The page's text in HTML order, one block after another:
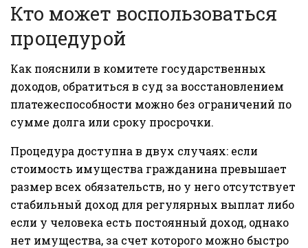
Кто может воспользоваться
процедурой
Как пояснили в комитете государственных
доходов, обратиться в суд за восстановлением
платежеспособности можно без ограничений по
сумме долга или сроку просрочки.
Процедура доступна в двух случаях: если
стоимость имущества гражданина превышает
размер всех обязательств, но у него отсутствует
стабильный доход для регулярных выплат либо
если у человека есть постоянный доход, однако
нет имущества, за счет которого можно быстро